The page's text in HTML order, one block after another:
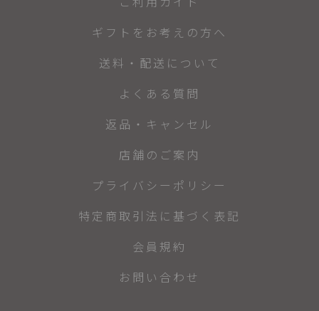
ギフトをお考えの方へ
送料・配送について
よくある質問
返品・キャンセル
店舗のご案内
プライバシーポリシー
特定商取引法に基づく表記
会員規約
お問い合わせ